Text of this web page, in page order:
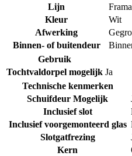
Lijn
Kleur
Wit
Afwerking
Binnen- of buitendeur
Gebruik
Tochtvaldorpel mogelijk Ja
Technische kenmerken
Schuifdeur Mogelijk
Inclusief slot
Inclusief voorgemonteerd glas
Slotgatfrezing
Kern